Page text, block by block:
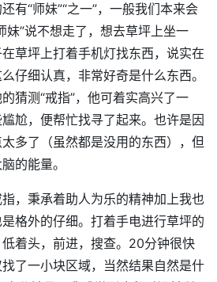
有“师妹”“之一”，一般我们本来会
妹”说不想走了，想去草坪上坐一
草坪上打着手机灯找东西，说实在
仔细认真，非常好奇是什么东西。
猜测“戒指”，他可着实高兴了一
尬，便帮忙找寻了起来。也许是因
多了（虽然都是没用的东西），但
的能量。
，秉承着助人为乐的精神加上我也
格外的仔细。打着手电进行草坪的
着头，前进，搜查。20分钟很快
了一小块区域，当然结果自然是什